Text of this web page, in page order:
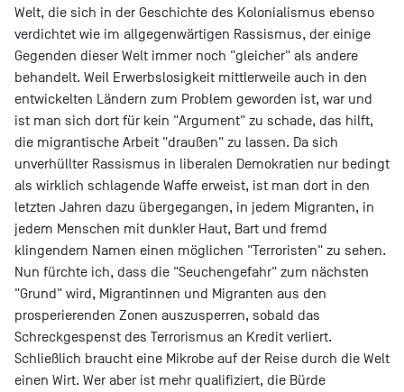
Welt, die sich in der Geschichte des Kolonialismus ebenso
verdichtet wie im allgegenwärtigen Rassismus, der einige
Gegenden dieser Welt immer noch "gleicher" als andere
behandelt. Weil Erwerbslosigkeit mittlerweile auch in den
entwickelten Ländern zum Problem geworden ist, war und
ist man sich dort für kein "Argument" zu schade, das hilft,
die migrantische Arbeit "draußen" zu lassen. Da sich
unverhüllter Rassismus in liberalen Demokratien nur bedingt
als wirklich schlagende Waffe erweist, ist man dort in den
letzten Jahren dazu übergegangen, in jedem Migranten, in
jedem Menschen mit dunkler Haut, Bart und fremd
klingendem Namen einen möglichen "Terroristen" zu sehen.
Nun fürchte ich, dass die "Seuchengefahr" zum nächsten
"Grund" wird, Migrantinnen und Migranten aus den
prosperierenden Zonen auszusperren, sobald das
Schreckgespenst des Terrorismus an Kredit verliert.
Schließlich braucht eine Mikrobe auf der Reise durch die Welt
einen Wirt. Wer aber ist mehr qualifiziert, die Bürde